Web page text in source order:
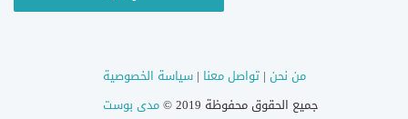
من نحن |تواصل معنا |سياسة الخصوصية
جميع الحقوق محفوظة 2019 ©
مدى بوست